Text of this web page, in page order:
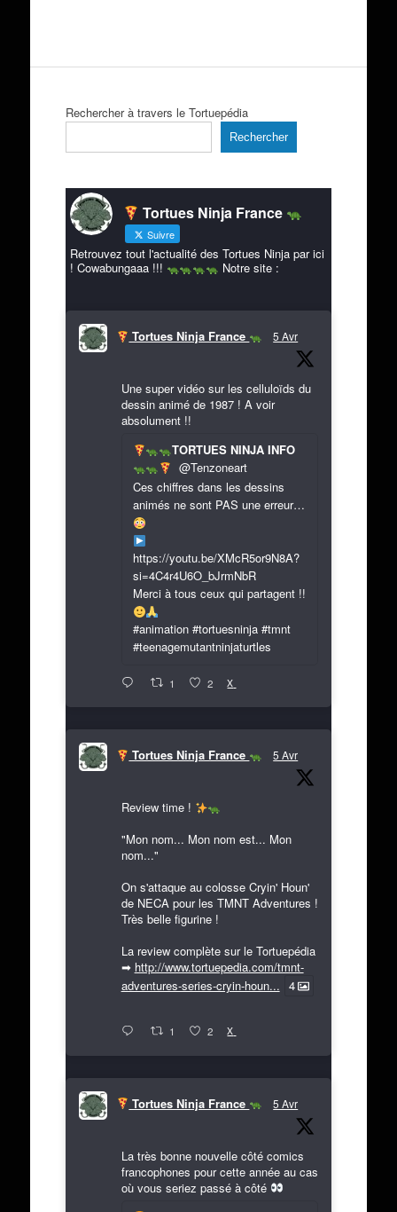
Rechercher à travers le Tortuepédia
Rechercher
Tortues Ninja France
Suivre
Retrouvez tout l'actualité des Tortues Ninja par ici
! Cowabungaaa !!!
Notre site :
Tortues Ninja France 5 Avr
Une super vidéo sur les celluloïds du
dessin animé de 1987 ! A voir
absolument !!
TORTUES NINJA INFO
@Tenzoneart
Ces chiffres dans les dessins
animés ne sont PAS une erreur…
https://youtu.be/XMcR5or9N8A?
si=4C4r4U6O_bJrmNbR
Merci à tous ceux qui partagent !!
#animation #tortuesninja #tmnt
#teenagemutantninjaturtles
1 2 X
Tortues Ninja France 5 Avr
Review time !
"Mon nom... Mon nom est... Mon
nom..."
On s'attaque au colosse Cryin' Houn'
de NECA pour les TMNT Adventures !
Très belle figurine !
La review complète sur le Tortuepédia
➡ http://www.tortuepedia.com/tmnt-
adventures-series-cryin-houn... 4
1 2 X
Tortues Ninja France 5 Avr
La très bonne nouvelle côté comics
francophones pour cette année au cas
où vous seriez passé à côté